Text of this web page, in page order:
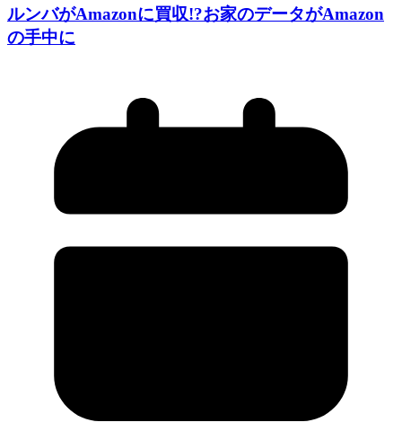
ルンバがAmazonに買収!?お家のデータがAmazon
の手中に